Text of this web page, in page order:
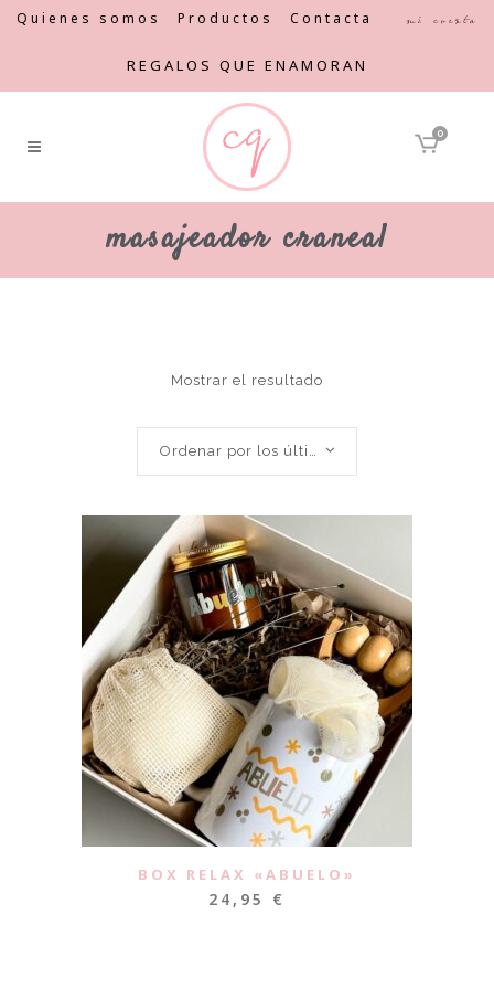
Quienes somos Productos Contacta Mi cuenta
REGALOS QUE ENAMORAN
0
masajeador craneal
Mostrar el resultado
Ordenar por los últimos
BOX RELAX «ABUELO»
24,95 €